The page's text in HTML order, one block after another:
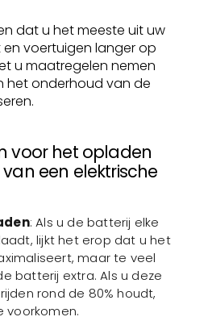
dat u het meeste uit uw
voertuigen langer op
u maatregelen nemen
het onderhoud van de
voor het opladen
een elektrische
: Als u de batterij elke
lijkt het erop dat u het
maar te veel
batterij extra. Als u deze
rond de 80% houdt,
voorkomen.